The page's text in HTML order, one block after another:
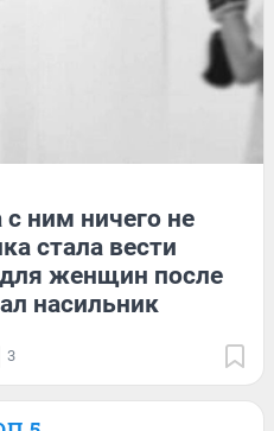
с ним ничего не
стала вести
женщин после
насильник
3